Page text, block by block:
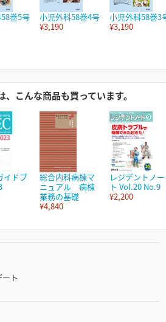
巻5号
小児外科58巻4号
¥3,190
小児外科58巻3
¥3,190
こんな商品も買っています。
イドブ
総合内科病棟マ
ニュアル 病棟
業務の基礎
¥4,840
レジデントノー
ト Vol.20 No.9
¥2,200
ト